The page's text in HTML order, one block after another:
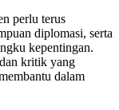
perlu terus
diplomasi, serta
kepentingan.
kritik yang
dalam